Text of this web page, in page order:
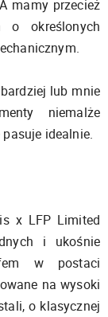
mamy przecież
o określonych
lub mnie
niemalże
idealnie.
x LFP Limited
i ukośnie
w postaci
na wysoki
o klasycznej